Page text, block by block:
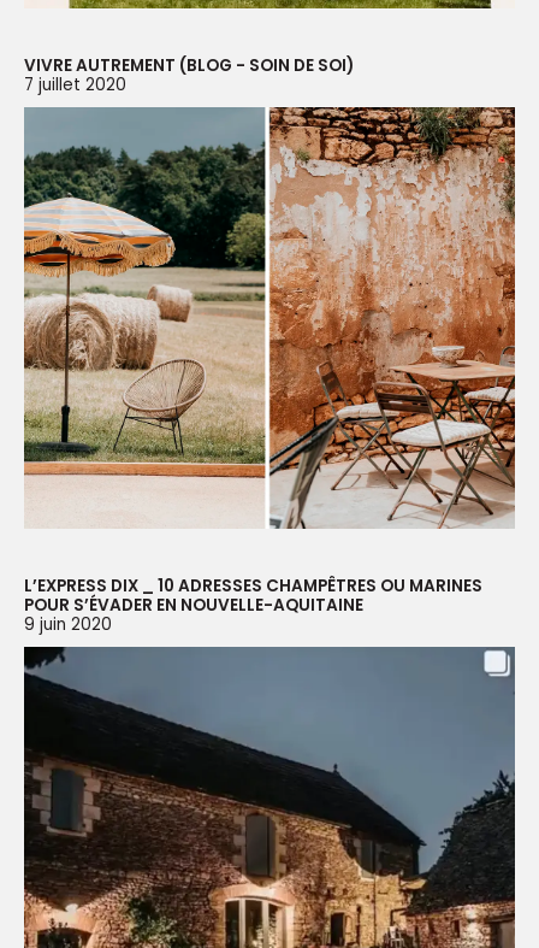
VIVRE AUTREMENT (BLOG - SOIN DE SOI)
7 juillet 2020
L’EXPRESS DIX _ 10 ADRESSES CHAMPÊTRES OU MARINES
POUR S’ÉVADER EN NOUVELLE-AQUITAINE
9 juin 2020